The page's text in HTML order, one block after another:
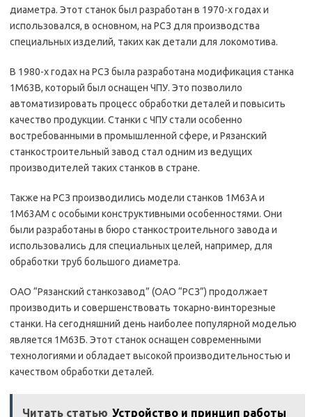
диаметра. Этот станок был разработан в 1970-х годах и
использовался, в основном, на РСЗ для производства
специальных изделий, таких как детали для локомотива.
В 1980-х годах на РСЗ была разработана модификация станка
1М63В, который был оснащен ЧПУ. Это позволило
автоматизировать процесс обработки деталей и повысить
качество продукции. Станки с ЧПУ стали особенно
востребованными в промышленной сфере, и Рязанский
станкостроительный завод стал одним из ведущих
производителей таких станков в стране.
Также на РСЗ производились модели станков 1М63А и
1М63АМ с особыми конструктивными особенностями. Они
были разработаны в бюро станкостроительного завода и
использовались для специальных целей, например, для
обработки труб большого диаметра.
ОАО “Рязанский станкозавод” (ОАО “РСЗ”) продолжает
производить и совершенствовать токарно-винторезные
станки. На сегодняшний день наиболее популярной моделью
является 1М63Б. Этот станок оснащен современными
технологиями и обладает высокой производительностью и
качеством обработки деталей.
Читать статью Устройство и принцип работы